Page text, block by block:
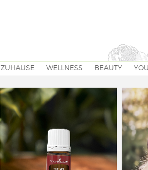
ZUHAUSE WELLNESS BEAUTY